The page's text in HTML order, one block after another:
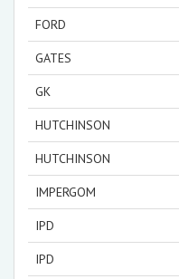
FORD
GATES
GK
HUTCHINSON
HUTCHINSON
IMPERGOM
IPD
IPD